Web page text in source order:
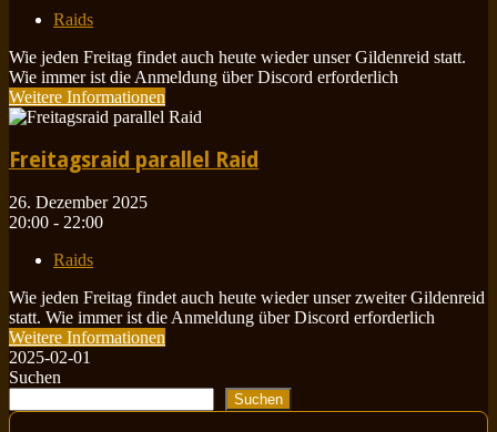
Raids
Wie jeden Freitag findet auch heute wieder unser Gildenreid statt.
Wie immer ist die Anmeldung über Discord erforderlich
Weitere Informationen
Freitagsraid parallel Raid
26. Dezember 2025
20:00 - 22:00
Raids
Wie jeden Freitag findet auch heute wieder unser zweiter Gildenreid
statt. Wie immer ist die Anmeldung über Discord erforderlich
Weitere Informationen
2025-02-01
Suchen
Suchen